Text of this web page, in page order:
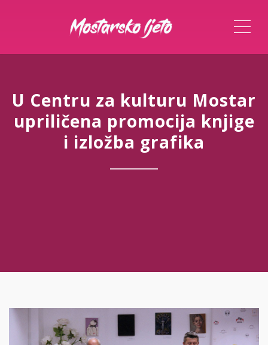
U Centru za kulturu Mostar
upriličena promocija knjige
i izložba grafika